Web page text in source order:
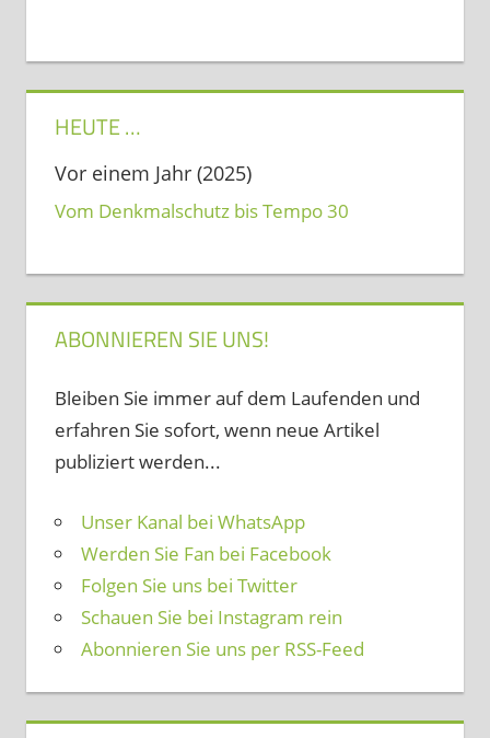
HEUTE …
Vor einem Jahr (2025)
Vom Denkmalschutz bis Tempo 30
ABONNIEREN SIE UNS!
Bleiben Sie immer auf dem Laufenden und
erfahren Sie sofort, wenn neue Artikel
publiziert werden...
Unser Kanal bei WhatsApp
Werden Sie Fan bei Facebook
Folgen Sie uns bei Twitter
Schauen Sie bei Instagram rein
Abonnieren Sie uns per RSS-Feed